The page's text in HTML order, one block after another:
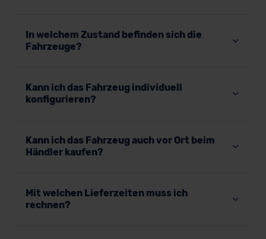
In welchem Zustand befinden sich die
Fahrzeuge?
Kann ich das Fahrzeug individuell
konfigurieren?
Kann ich das Fahrzeug auch vor Ort beim
Händler kaufen?
Mit welchen Lieferzeiten muss ich
rechnen?